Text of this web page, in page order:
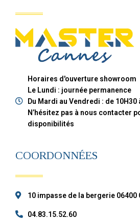
Horaires d'ouverture showroom
Le Lundi : journée permanence
Du Mardi au Vendredi : de 10H30
N’hésitez pas à nous contacter
disponibilités
COORDONNÉES
10 impasse de la bergerie 06400
04.83.15.52.60